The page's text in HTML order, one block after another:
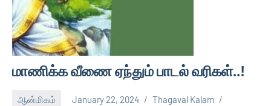
மாணிக்க வீணை ஏந்தும் பாடல் வரிகள்..!
ஆன்மிகம் January 22, 2024
Thagaval Kalam